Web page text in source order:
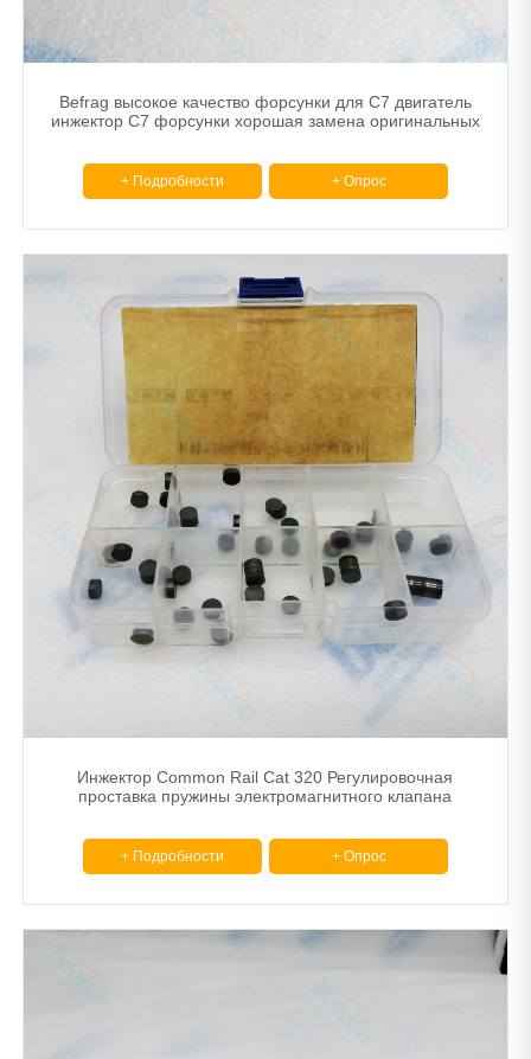
Befrag высокое качество форсунки для C7 двигатель
инжектор C7 форсунки хорошая замена оригинальных
+ Подробности + Опрос
Инжектор Common Rail Cat 320 Регулировочная
проставка пружины электромагнитного клапана
+ Подробности + Опрос